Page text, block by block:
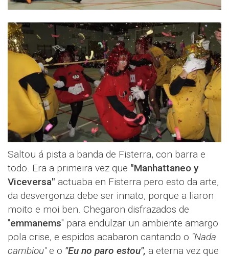
Saltou á pista a banda de Fisterra, con barra e
todo. Era a primeira vez que "Manhattaneo y
Viceversa" actuaba en Fisterra pero esto da arte,
da desvergonza debe ser innato, porque a liaron
moito e moi ben. Chegaron disfrazados de
"emmanems" para endulzar un ambiente amargo
pola crise, e espidos acabaron cantando o "Nada
cambiou"e o "Eu no paro estou", a eterna vez que